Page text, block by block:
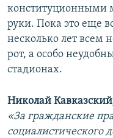
конституционными
руки. Пока это еще
несколько лет всем
рот, а особо
стадионах.
Николай Кавказский
«За гражданские